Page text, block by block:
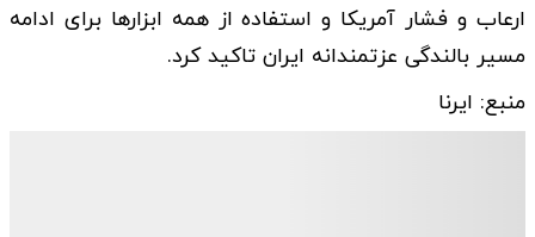
ارعاب و فشار آمریکا و استفاده از همه ابزارها برای ادامه
مسیر بالندگی عزتمندانه ایران تاکید کرد.
منبع: ایرنا